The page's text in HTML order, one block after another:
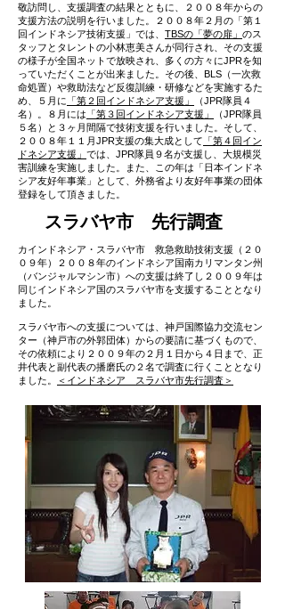
敬訪問し、支援調査の結果とともに、２００８年からの
支援方法の説明を行いました。２００８年２月の「第１
回インドネシア技術支援」では、 TBSの「夢の扉」 のス
タッフとタレントの小林恵美さんが同行され、その支援
の様子が全国ネットで放映され、多くの方々にJPRを知
っていただくことが出来ました。その後、BLS（一次救
命処置）や救助法など反復訓練・研修などを実施するた
め、５月に 「第２回インドネシア支援」
（JPR隊員４
名）。８月には 「第３回インドネシア支援」
（JPR隊員
５名）と３ヶ月間隔で技術支援を行いました。そして、
２００８年１１月JPR支援の集大成として 「第４回イン
ドネシア支援」 では、JPR隊員９名が支援し、大規模災
害訓練を実施しました。また、この年は「日本インドネ
シア友好年事業」として、外務省より友好年事業の団体
登録をして頂きました。
​スラバヤ市 先行調査
カインドネシア・スラバヤ市 救急救助技術支援（２０
０９年）２００８年のインドネシア国南カリマンタン州
（バンジャルマシン市）への支援は終了し２００９年は
同じインドネシア国のスラバヤ市を支援することとなり
ました。
スラバヤ市への支援については、神戸国際協力交流セン
ター（神戸市の外郭団体）からの要請に基づくもので、
その依頼により２００９年の２月１日から４日まで、正
井代表と副代表の播磨氏の２名で調査に行くこととなり
ました。
＜インドネシア スラバヤ市先行調査＞